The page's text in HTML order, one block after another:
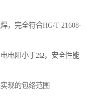
，完全符合HG/T 21608-
电阻小于2Ω，安全性能
现的包络范围